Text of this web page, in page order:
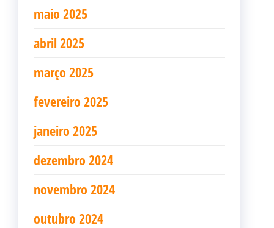
maio 2025
abril 2025
março 2025
fevereiro 2025
janeiro 2025
dezembro 2024
novembro 2024
outubro 2024